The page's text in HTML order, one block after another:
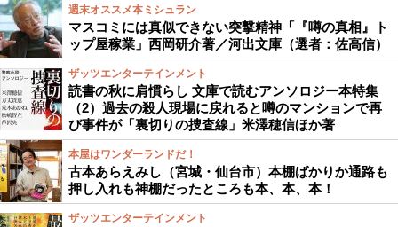
週末オススメ本ミシュラン
マスコミには真似できない突撃精神「『噂の真相』ト
ップ屋稼業」西岡研介著／河出文庫（選者：佐高信）
ザッツエンターテインメント
読書の秋に肩慣らし 文庫で読むアンソロジー本特集
（2）過去の殺人現場に戻れると噂のマンションで再
び事件が「裏切りの捜査線」米澤穂信ほか著
本屋はワンダーランドだ！
古本あらえみし（宮城・仙台市）本棚ばかりか通路も
押し入れも神棚だったところも本、本、本！
ザッツエンターテインメント